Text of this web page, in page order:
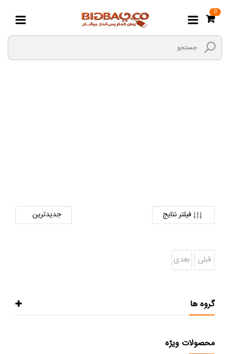
0
فیلتر نتایج
قبلی بعدی
گروه ها
محصولات ویژه